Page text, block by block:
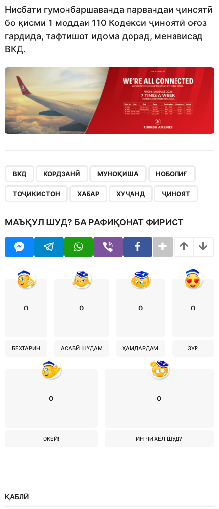
Нисбати гумонбаршаванда парвандаи ҷиноятӣ
бо қисми 1 моддаи 110 Кодекси ҷиноятӣ оғоз
гардида, тафтишот идома дорад, менависад
ВКД.
ВКД КОРДЗАНӢ МУНОҚИША НОБОЛИҒ
ТОҶИКИСТОН ХАБАР ХУҶАНД ҶИНОЯТ
МАЪҚУЛ ШУД? БА РАФИҚОНАТ ФИРИСТ
0
БЕҲТАРИН
0
АСАБӢ ШУДАМ
0
ҲАМДАРДАМ
0
ЗУР
0
ОКЕЙ!
0
ИН ЧӢ ХЕЛ ШУД?
ҚАБЛӢ